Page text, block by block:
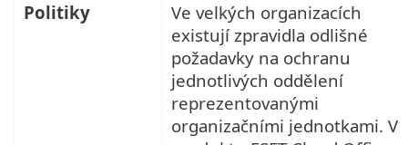
Politiky
Ve velkých organizacích
existují zpravidla odlišné
požadavky na ochranu
jednotlivých oddělení
reprezentovanými
organizačními jednotkami. V